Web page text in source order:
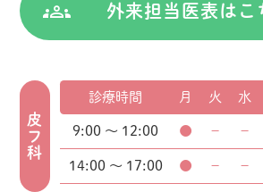
外来担当医表はこ
皮フ科
診療時間 月 火 水
9:00 ～ 12:00 ● － －
14:00 ～ 17:00 ● － －